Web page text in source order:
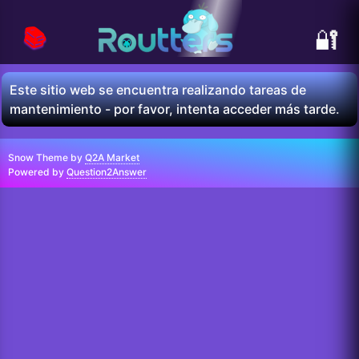
🔐
📚
Este sitio web se encuentra realizando tareas de
mantenimiento - por favor, intenta acceder más tarde.
Snow Theme by Q2A Market
Powered by Question2Answer